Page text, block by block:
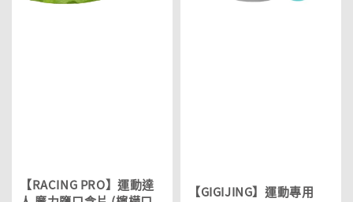
【RACING PRO】運動達
【GIGIJING】運動專用